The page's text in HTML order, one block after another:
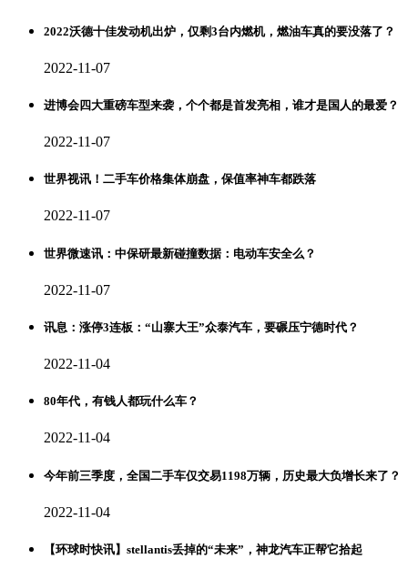
2022沃德十佳发动机出炉，仅剩3台内燃机，燃油车真的要没落了？
2022-11-07
进博会四大重磅车型来袭，个个都是首发亮相，谁才是国人的最爱？
2022-11-07
世界视讯！二手车价格集体崩盘，保值率神车都跌落
2022-11-07
世界微速讯：中保研最新碰撞数据：电动车安全么？
2022-11-07
讯息：涨停3连板：“山寨大王”众泰汽车，要碾压宁德时代？
2022-11-04
80年代，有钱人都玩什么车？
2022-11-04
今年前三季度，全国二手车仅交易1198万辆，历史最大负增长来了？
2022-11-04
【环球时快讯】stellantis丢掉的“未来”，神龙汽车正帮它拾起